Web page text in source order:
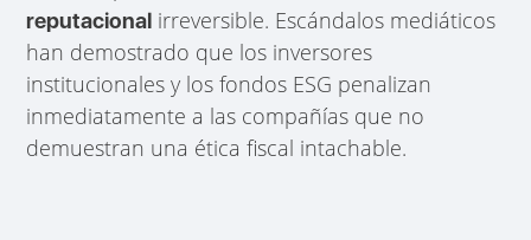
reputacional irreversible. Escándalos mediáticos
han demostrado que los inversores
institucionales y los fondos ESG penalizan
inmediatamente a las compañías que no
demuestran una ética fiscal intachable.